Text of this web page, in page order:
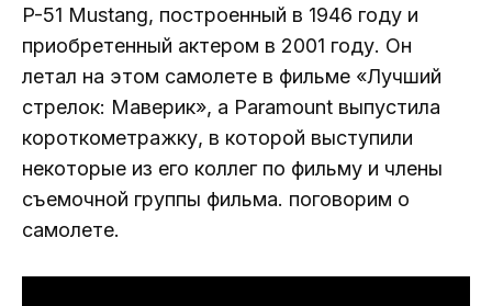
P-51 Mustang, построенный в 1946 году и
приобретенный актером в 2001 году. Он
летал на этом самолете в фильме «Лучший
стрелок: Маверик», а Paramount выпустила
короткометражку, в которой выступили
некоторые из его коллег по фильму и члены
съемочной группы фильма. поговорим о
самолете.